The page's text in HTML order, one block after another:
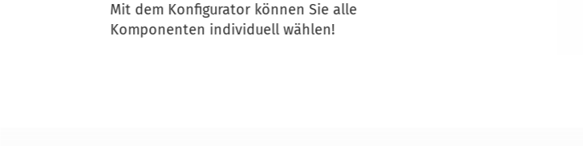
Mit dem Konfigurator können Sie alle
Komponenten individuell wählen!